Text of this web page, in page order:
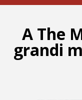
A The
grandi